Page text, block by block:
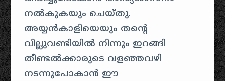
നൽകുകയും ചെയ്തു.
അയ്യൻകാളിയെയും തന്റെ
വില്ലുവണ്ടിയിൽ നിന്നും ഇറങ്ങി
തീണ്ടൽക്കാരുടെ വളഞ്ഞവഴി
നടന്നുപോകാൻ ഈ